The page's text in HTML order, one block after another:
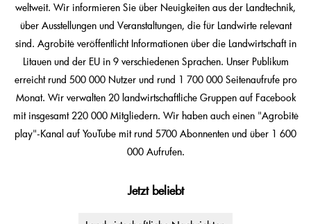
weltweit. Wir informieren Sie über Neuigkeiten aus der Landtechnik,
über Ausstellungen und Veranstaltungen, die für Landwirte relevant
sind. Agrobitė veröffentlicht Informationen über die Landwirtschaft in
Litauen und der EU in 9 verschiedenen Sprachen. Unser Publikum
erreicht rund 500 000 Nutzer und rund 1 700 000 Seitenaufrufe pro
Monat. Wir verwalten 20 landwirtschaftliche Gruppen auf Facebook
mit insgesamt 220 000 Mitgliedern. Wir haben auch einen "Agrobitė
play"-Kanal auf YouTube mit rund 5700 Abonnenten und über 1 600
000 Aufrufen.
Jetzt beliebt